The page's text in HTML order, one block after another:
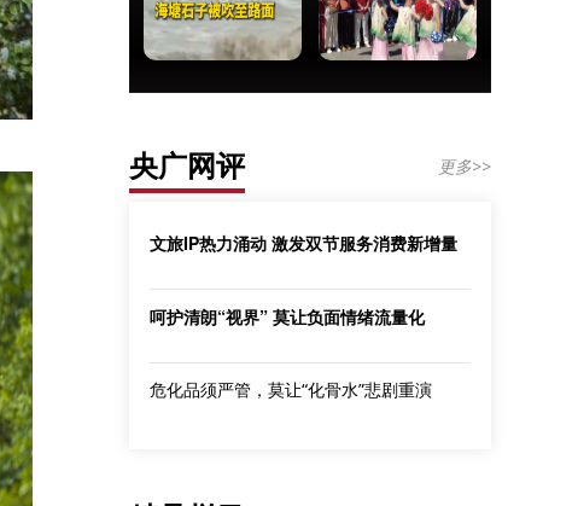
央广网评 更多>>
文旅IP热力涌动 激发双节服务消费新增量
呵护清朗“视界” 莫让负面情绪流量化
危化品须严管，莫让“化骨水”悲剧重演